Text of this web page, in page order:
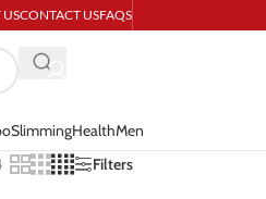
CONTACT USFAQS
SlimmingHealthMen
Filters